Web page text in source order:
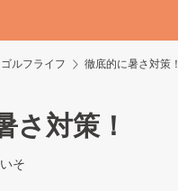
ゴルフライフ 徹底的に暑さ対策！
さ対策！
そ